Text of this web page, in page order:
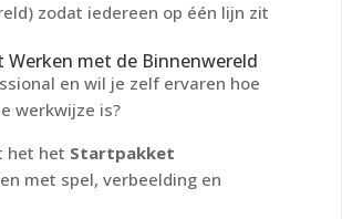
zodat iedereen op één lijn zit
Werken met de Binnenwereld
en wil je zelf ervaren hoe
werkwijze is?
het het Startpakket
met spel, verbeelding en